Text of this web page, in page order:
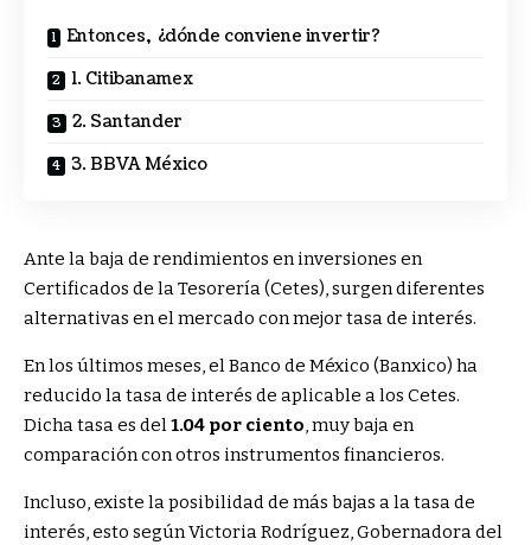
Entonces, ¿dónde conviene invertir?
1. Citibanamex
2. Santander
3. BBVA México
Ante la baja de rendimientos en inversiones en
Certificados de la Tesorería (Cetes), surgen diferentes
alternativas en el mercado con mejor tasa de interés.
En los últimos meses, el Banco de México (Banxico) ha
reducido la tasa de interés de aplicable a los Cetes.
Dicha tasa es del1.04 por ciento, muy baja en
comparación con otros instrumentos financieros.
Incluso, existe la posibilidad de más bajas a la tasa de
interés, esto según Victoria Rodríguez, Gobernadora del